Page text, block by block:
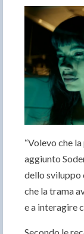
“Volevo che la
aggiunto
dello sviluppo
che la trama
e a interagire
Secondo le